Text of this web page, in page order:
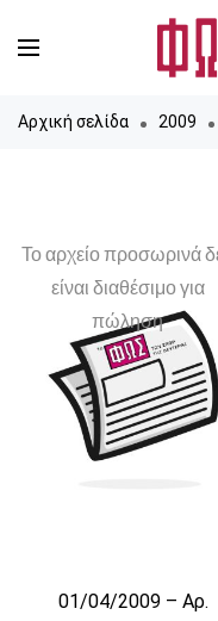
Αρχική σελίδα 2009
Το αρχείο προσωρινά
είναι διαθέσιμο για
πώληση
01/04/2009 – Αρ.